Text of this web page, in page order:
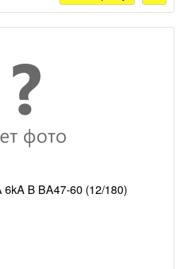
B BA47-60 (12/180)